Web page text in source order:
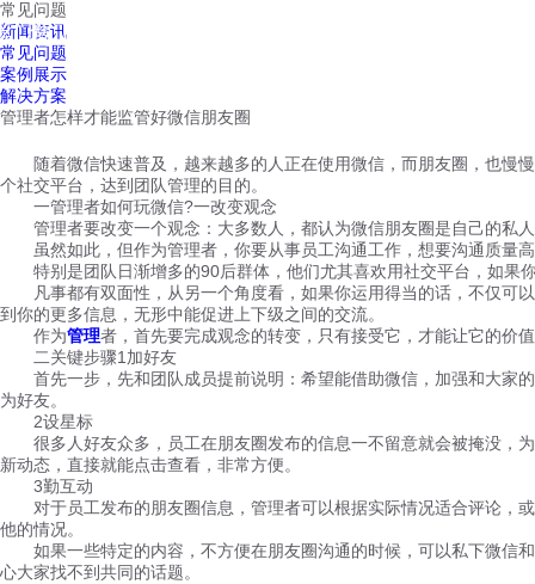
红鹰工作手机
常见问题
新闻资讯
常见问题
案例展示
解决方案
管理者怎样才能监管好微信朋友圈
随着微信快速普及，越来越多的人正在使用微信，而朋友圈，也慢
个社交平台，达到团队管理的目的。
一管理者如何玩微信?一改变观念
管理者要改变一个观念：大多数人，都认为微信朋友圈是自己的私
虽然如此，但作为管理者，你要从事员工沟通工作，想要沟通质量
特别是团队日渐增多的90后群体，他们尤其喜欢用社交平台，如果
凡事都有双面性，从另一个角度看，如果你运用得当的话，不仅可
到你的更多信息，无形中能促进上下级之间的交流。
作为管理者，首先要完成观念的转变，只有接受它，才能让它的价
二关键步骤1加好友
首先一步，先和团队成员提前说明：希望能借助微信，加强和大家
为好友。
2设星标
很多人好友众多，员工在朋友圈发布的信息一不留意就会被掩没，为
新动态，直接就能点击查看，非常方便。
3勤互动
对于员工发布的朋友圈信息，管理者可以根据实际情况适合评论，
他的情况。
如果一些特定的内容，不方便在朋友圈沟通的时候，可以私下微信
心大家找不到共同的话题。